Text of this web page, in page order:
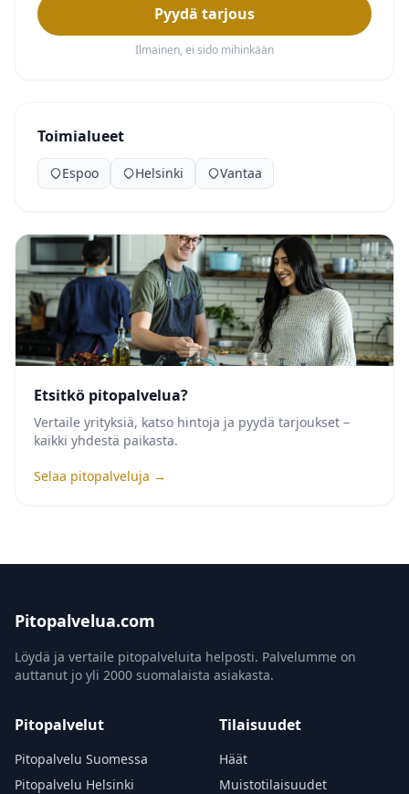
Pyydä tarjous
Ilmainen, ei sido mihinkään
Toimialueet
Espoo Helsinki Vantaa
Etsitkö pitopalvelua?
Vertaile yrityksiä, katso hintoja ja pyydä tarjoukset –
kaikki yhdestä paikasta.
Selaa pitopalveluja →
Pitopalvelua.com
Löydä ja vertaile pitopalveluita helposti. Palvelumme on
auttanut jo yli 2000 suomalaista asiakasta.
Pitopalvelut
Pitopalvelu Suomessa
Pitopalvelu Helsinki
Tilaisuudet
Häät
Muistotilaisuudet